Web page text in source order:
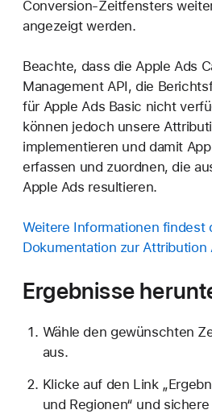
Conversion-Zeitfensters
angezeigt werden.
Beachte, dass die Apple Ads
Management API, die
für Apple Ads Basic nicht
können jedoch unsere
implementieren und damit
erfassen und zuordnen, die
Apple Ads resultieren.
Weitere Informationen findest
Dokumentation zur Attribution
Ergebnisse
Wähle den gewünschten
aus.
Klicke auf den Link
und Regionen“ und